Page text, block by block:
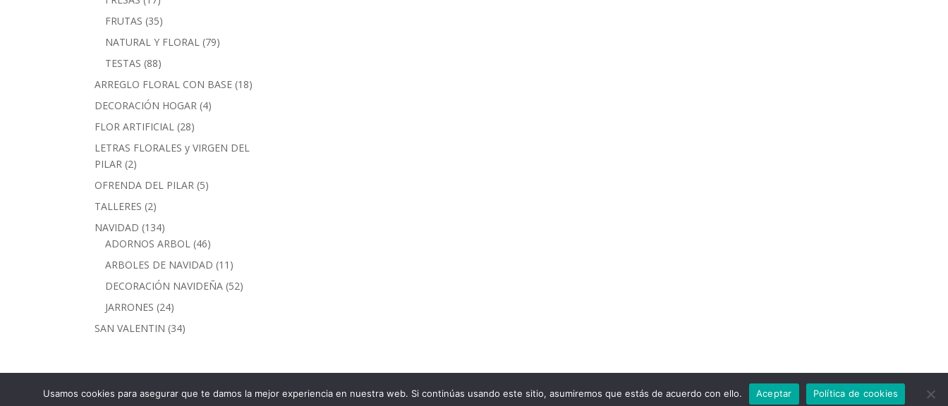
productos
FRUTAS 3535
productos
NATURAL Y FLORAL 7979
TESTAS 8888
productos
ARREGLO FLORAL CON BASE 1818
DECORACIÓN HOGAR 44
FLOR ARTIFICIAL 2828
productos
LETRAS FLORALES y VIRGEN DEL
PILAR 22
productos
OFRENDA DEL PILAR 55
TALLERES 22
productos
NAVIDAD 134134
productos
ADORNOS ARBOL 4646
productos
ARBOLES DE NAVIDAD 11 11
productos
DECORACIÓN NAVIDEÑA 5252
JARRONES 2424
productos
SAN VALENTIN 3434
Calle Torre Nueva, 30 · 50003 Zaragoza - Tel. 976 29 93 04 -Política de Privacidad-Condiciones Generales de Venta
Usamos cookies para asegurar que te damos la mejor experiencia en nuestra web. Si continúas usando este sitio, asumiremos que estás de acuerdo con ello. Aceptar Política de cookies